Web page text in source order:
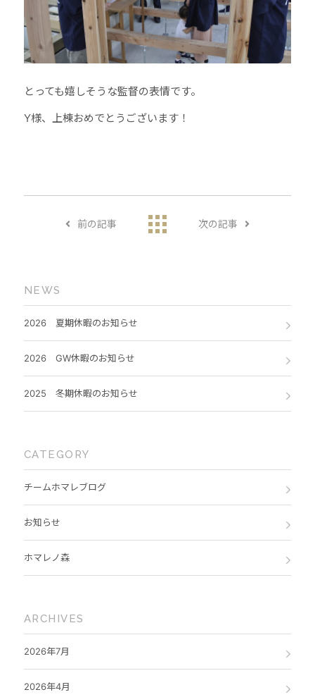
とっても嬉しそうな監督の表情です。
Y様、上棟おめでとうございます！
前の記事 次の記事
NEWS
2026 夏期休暇のお知らせ
2026 GW休暇のお知らせ
2025 冬期休暇のお知らせ
CATEGORY
チームホマレブログ
お知らせ
ホマレノ森
ARCHIVES
2026年7月
2026年4月